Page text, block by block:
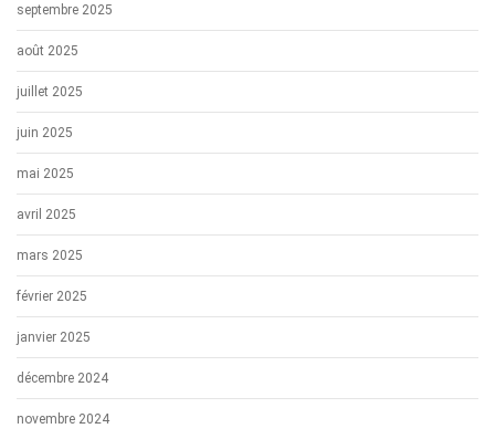
septembre 2025
août 2025
juillet 2025
juin 2025
mai 2025
avril 2025
mars 2025
février 2025
janvier 2025
décembre 2024
novembre 2024